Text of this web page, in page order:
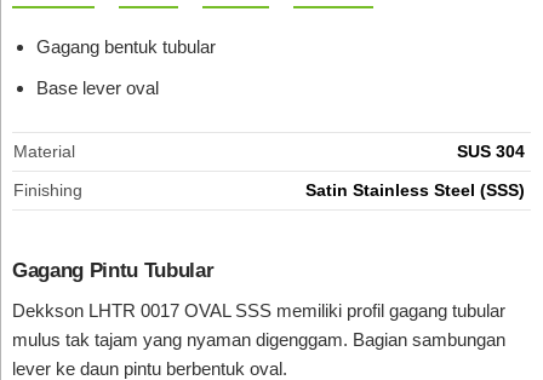
Gagang bentuk tubular
Base lever oval
Material
SUS 304
Finishing
Satin Stainless Steel (SSS)
Gagang Pintu Tubular
Dekkson LHTR 0017 OVAL SSS memiliki profil gagang tubular
mulus tak tajam yang nyaman digenggam. Bagian sambungan
lever ke daun pintu berbentuk oval.